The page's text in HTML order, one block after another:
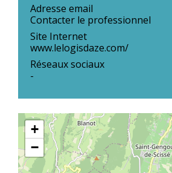
Adresse email
Contacter le professionnel
Site Internet
www.lelogisdaze.com/
Réseaux sociaux
-
+
−